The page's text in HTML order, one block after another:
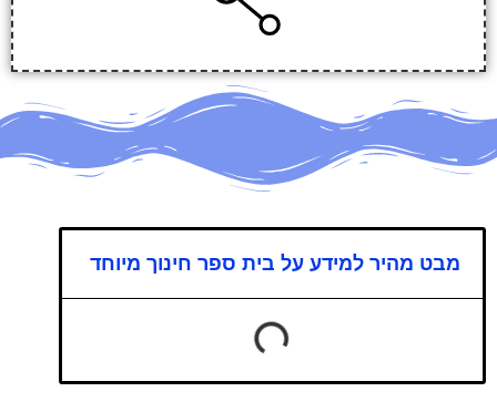
מבט מהיר למידע על בית ספר חינוך מיוחד